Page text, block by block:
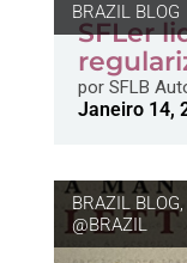
BRAZIL BLOG
SFLer
porSFLB
Janeiro 14,
BRAZIL BLOG,
@BRAZIL